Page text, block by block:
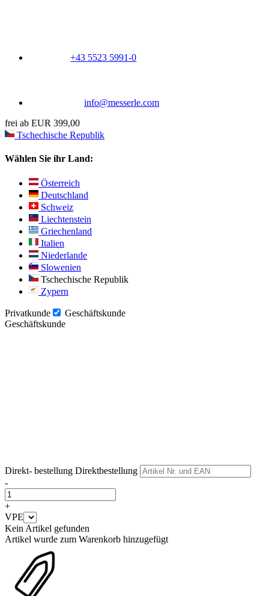
+43 5523 5991-0
info@messerle.com
frei ab EUR 399,00
Tschechische Republik
Wählen Sie ihr Land:
Österreich
Deutschland
Schweiz
Liechtenstein
Griechenland
Italien
Niederlande
Slowenien
Tschechische Republik
Zypern
Privatkunde
Geschäftskunde
Geschäftskunde
Direkt- bestellung Direktbestellung
-
+
VPE
Kein Artikel gefunden
Artikel wurde zum Warenkorb hinzugefügt